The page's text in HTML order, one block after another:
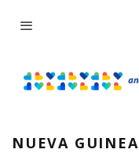
NUEVA GUINEA